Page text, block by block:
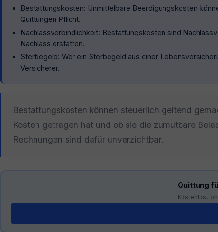
Bestattungskosten: Unmittelbare Beerdigungskosten
Quittungen Pflicht.
Nachlassverbindlichkeit: Bestattungskosten sind
Nachlass erstatten.
Sterbegeld: Wer ein Sterbegeld aus einer
Versicherer.
Bestattungskosten können steuerlich geltend
Kosten getragen hat und ob sie die zumutbare
Rechnungen sind dafür unverzichtbar.
Quittung
Kostenlos,